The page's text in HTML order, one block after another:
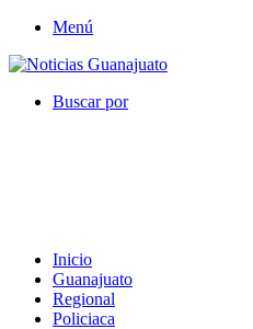
Menú
Buscar por
Inicio
Guanajuato
Regional
Policiaca